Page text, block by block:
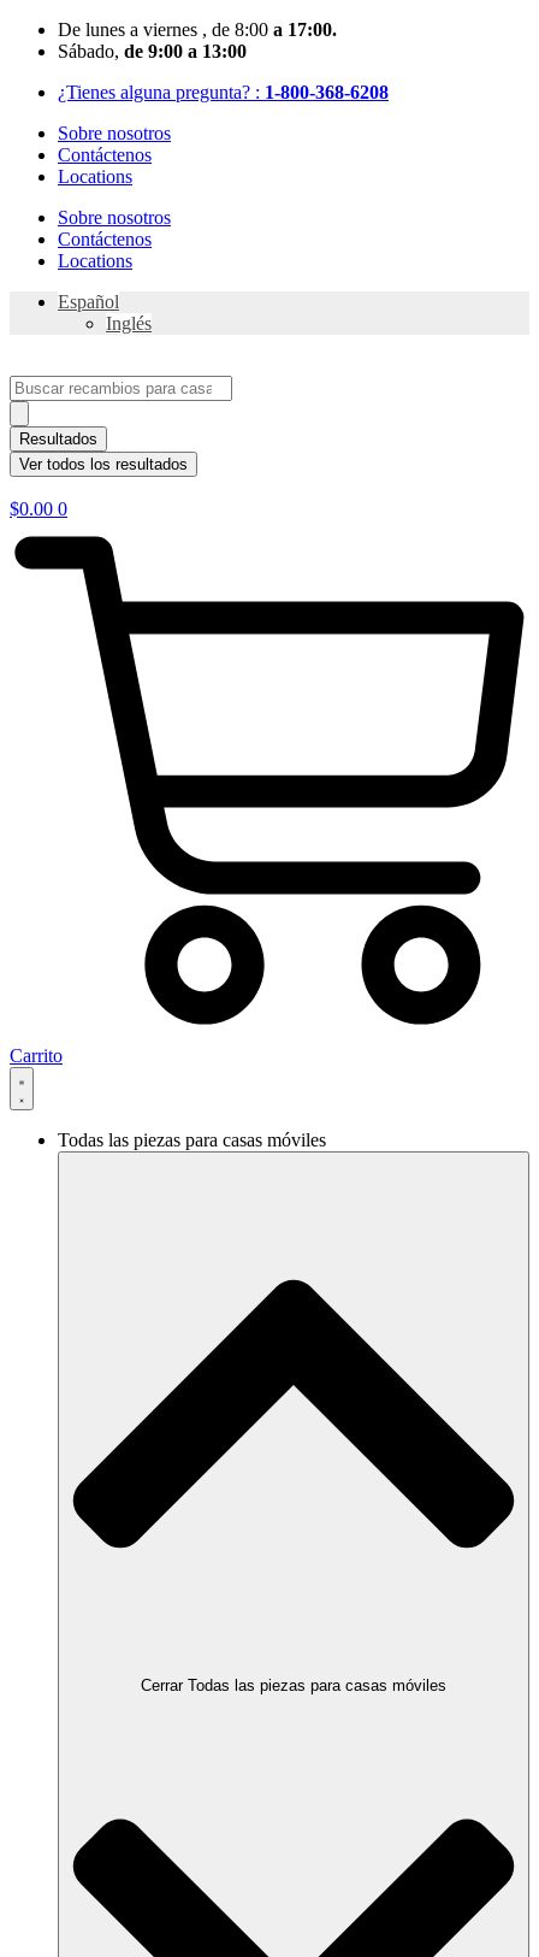
Skip
De lunes a viernes , de 8:00 a 17:00.
Sábado, de 9:00 a 13:00
¿Tienes alguna pregunta? : 1-800-368-6208
Sobre nosotros
Contáctenos
Locations
Sobre nosotros
Contáctenos
Locations
Español
Inglés
Search
...
Resultados
Ver todos los resultados
$0.00 0
Carrito
Todas las piezas para casas móviles
Cerrar Todas las piezas para casas móviles